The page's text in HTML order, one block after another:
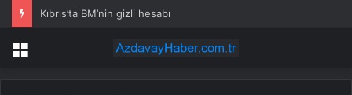
Kıbrıs’ta BM’nin gizli hesabı
Menü